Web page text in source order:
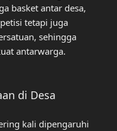
basket antar desa,
tetapi juga
sehingga
antarwarga.
di Desa
kali dipengaruhi